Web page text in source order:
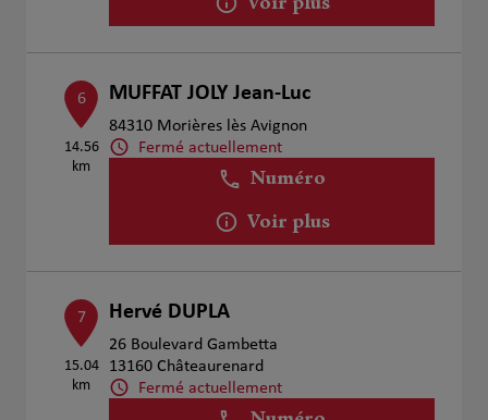
Voir plus
6
14.56
km
MUFFAT JOLY Jean-Luc
84310 Morières lès Avignon
Fermé actuellement
Numéro
Voir plus
7
15.04
km
Hervé DUPLA
26 Boulevard Gambetta
13160 Châteaurenard
Fermé actuellement